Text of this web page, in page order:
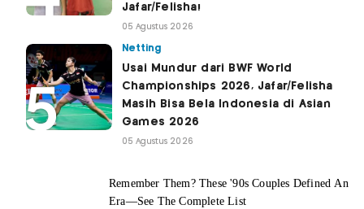
Jafar/Felisha!
05 Agustus 2026
Netting
Usai Mundur dari BWF World
Championships 2026, Jafar/Felisha
Masih Bisa Bela Indonesia di Asian
Games 2026
05 Agustus 2026